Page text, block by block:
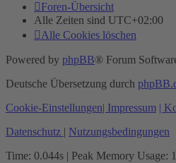
Foren-Übersicht
Alle Zeiten sind UTC+02:00
Alle Cookies löschen
Powered by phpBB® Forum
Deutsche Übersetzung durch
Cookie-Einstellungen | Impressum
|
Datenschutz
Nutzungsbedingungen
Time: 0.044s | Peak Memory